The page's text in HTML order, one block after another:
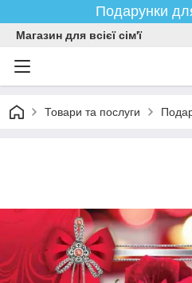
Подарунки для
Магазин для всієї сім'ї
Товари та послуги